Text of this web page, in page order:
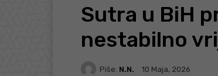
Sutra u BiH
nestabilno
Piše: N.N. 10 Maja, 2026